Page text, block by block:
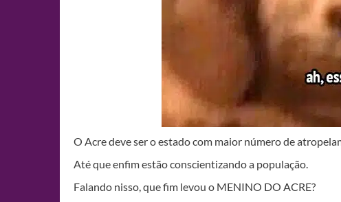
O Acre deve ser o estado com maior número de
Até que enfim estão conscientizando a população.
Falando nisso, que fim levou o MENINO DO ACRE?